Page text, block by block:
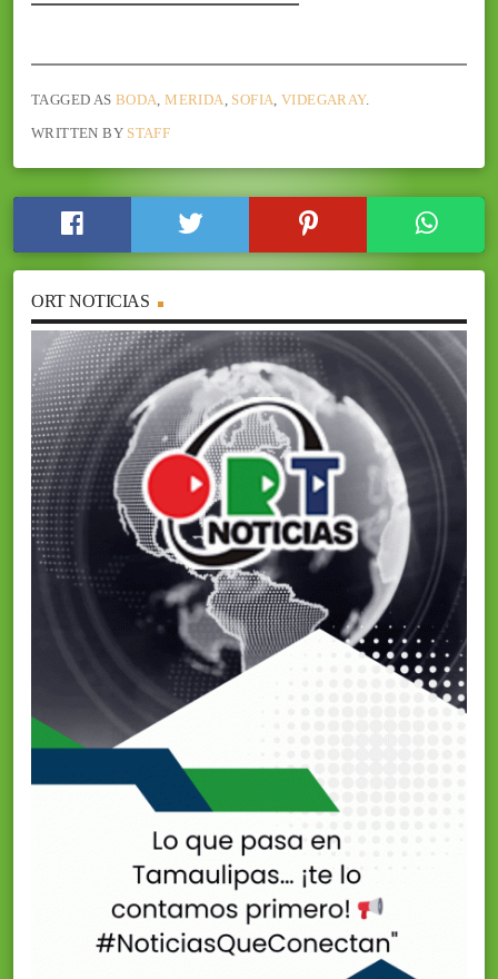
TAGGED AS BODA,MERIDA, SOFIA,VIDEGARAY.
WRITTEN BY STAFF
ORT NOTICIAS